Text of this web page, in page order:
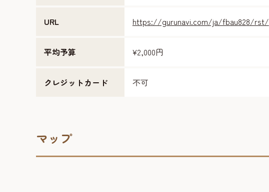
URL https://gurunavi.com/ja/fbau828/rst/
平均予算 ¥2,000円
クレジットカード 不可
マップ